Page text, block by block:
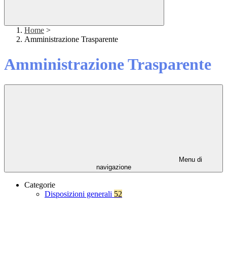
Home >
Amministrazione Trasparente
Amministrazione Trasparente
Menu di
navigazione
Categorie
Disposizioni generali 52